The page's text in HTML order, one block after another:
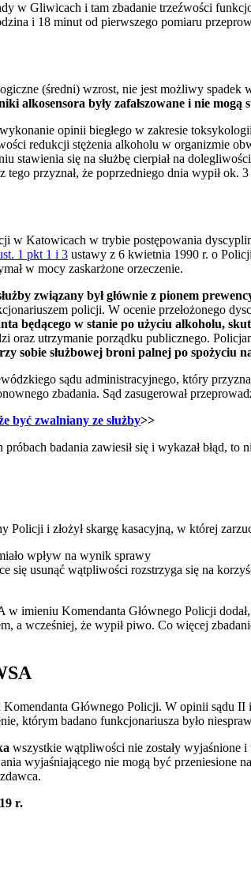
w Gliwicach i tam zbadanie trzeźwości
i 18 minut od pierwszego pomiaru
(średni) wzrost, nie jest możliwy spadek
alkosensora były zafałszowane i nie
opinii biegłego w zakresie
redukcji stężenia alkoholu w organizmie
stawienia się na służbę cierpiał na
przyznał, że poprzedniego dnia wypił ok.
Katowicach w trybie postępowania
1 pkt 1 i 3 ustawy z 6 kwietnia 1990 r. o
w mocy zaskarżone orzeczenie.
związany był głównie z pionem
policji. W ocenie przełożonego
będącego w stanie po użyciu alkoholu,
oraz utrzymanie porządku publicznego.
sobie służbowej broni palnej po spożyciu
sądu administracyjnego, który
zbadania. Sąd zasugerował
być zwalniany ze służby>>
badania zawiesił się i wykazał błąd,
i złożył skargę kasacyjną, w której
wpływ na wynik sprawy
się usunąć wątpliwości rozstrzyga się na
w imieniu Komendanta Głównego Policji
a wcześniej, że wypił piwo. Co więcej
Głównego Policji. W opinii sądu
którym badano funkcjonariusza było
wszystkie wątpliwości nie zostały wyjaśnione
wyjaśniającego nie mogą być przeniesione
r.